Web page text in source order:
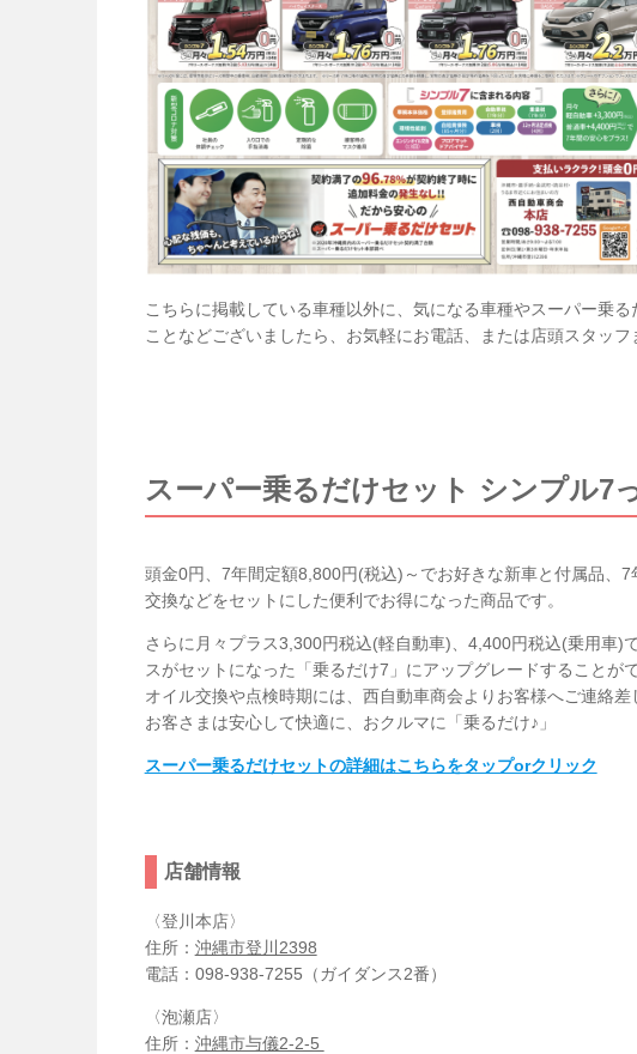
こちらに掲載している車種以外に、気になる車種やスーパー乗
ことなどございましたら、お気軽にお電話、または店頭スタッフ
スーパー乗るだけセット シンプル7
頭金0円、7年間定額8,800円(税込)～でお好きな新車と付属品、
交換などをセットにした便利でお得になった商品です。
さらに月々プラス3,300円税込(軽自動車)、4,400円税込(乗用車)
スがセットになった「乗るだけ7」にアップグレードすることがで
オイル交換や点検時期には、西自動車商会よりお客様へご連絡差
お客さまは安心して快適に、おクルマに「乗るだけ♪」
スーパー乗るだけセットの詳細はこちらをタップorクリック
店舗情報
〈登川本店〉
住所： 沖縄市登川2398
電話：098-938-7255（ガイダンス2番）
〈泡瀬店〉
住所： 沖縄市与儀2-2-5